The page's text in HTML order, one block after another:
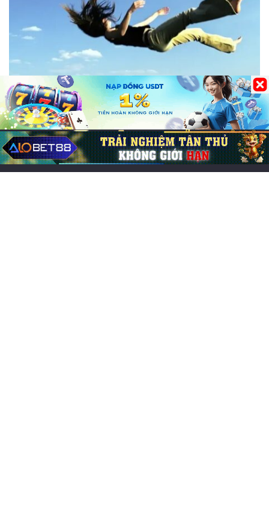
Lô Đề
Mơ thấy ngã cao số mấy? Giải mã điềm báo
& con số may mắn